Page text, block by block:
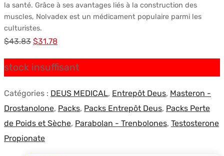
la santé. Grâce à ses avantages liés à la construction des
muscles, Nolvadex est un médicament populaire parmi les
culturistes.
$43.83 Le
initial
$31.78Le
actuel
stock insuffisant
Catégories : DEUS MEDICAL, Entrepôt Deus, Masteron -
Drostanolone, Packs, Packs Entrepôt Deus, Packs Perte
de Poids et Sèche, Parabolan - Trenbolones, Testosterone
Propionate